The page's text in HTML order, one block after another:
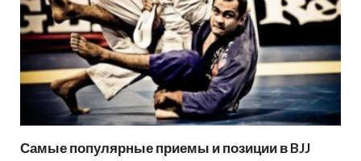
Самые популярные приемы и позиции в BJJ